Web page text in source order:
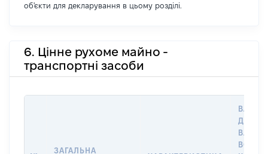
об'єкти для декларування в цьому розділі.
6. Цінне рухоме майно -
транспортні засоби
ЗАГАЛЬНА
ДАТУ